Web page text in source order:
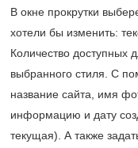
В окне прокрутки
хотели бы изменить:
Количество доступных
выбранного стиля. С
название сайта, имя
информацию и дату
текущая). А также